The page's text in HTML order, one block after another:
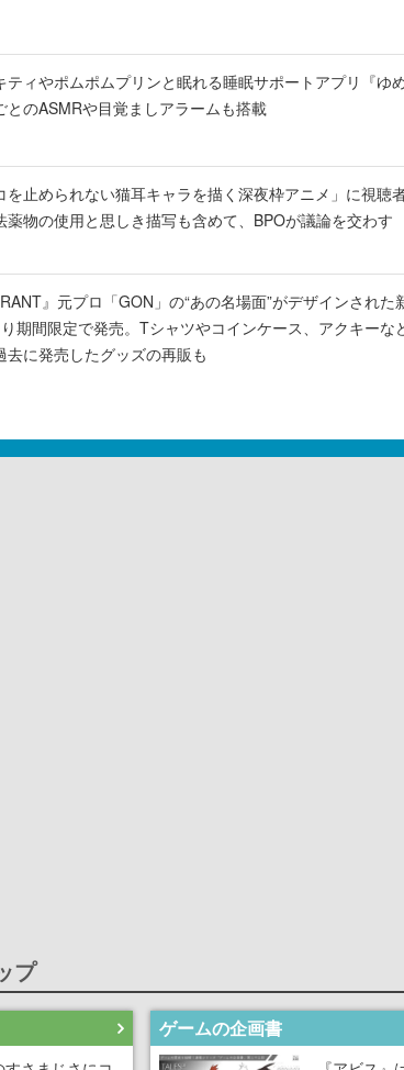
ティやポムポムプリンと眠れる睡眠サポートアプリ『ゆ
とのASMRや目覚ましアラームも搭載
を止められない猫耳キャラを描く深夜枠アニメ」に視聴
薬物の使用と思しき描写も含めて、BPOが議論を交わす
』元プロ「GON」の“あの名場面”がデザインされ
期間限定で発売。Tシャツやコインケース、アクキーな
去に発売したグッズの再販も
プ
ゲームの企画書